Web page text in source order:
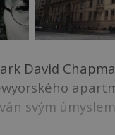
David
svým